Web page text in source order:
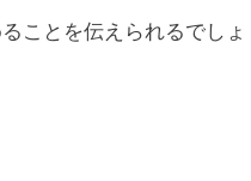
ことを伝えられるでしょ